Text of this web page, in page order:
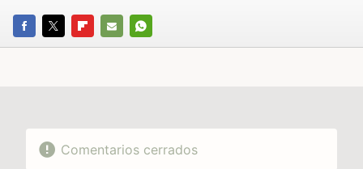
FACEBOOK
TWITTERFLIPBOARD
E-
WHATSAPP
Comentarios cerrados